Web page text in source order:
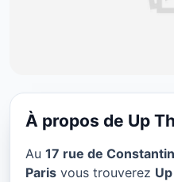
Up Thai à
À propos de Up
Au 17 rue de
Paris vous trouverez